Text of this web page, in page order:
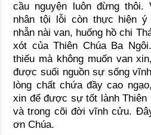
cầu nguyện luôn đừng thôi.
nhân tội lỗi còn thực hiện
nhẫn nài van, huống hồ chi
xót của Thiên Chúa Ba
thiếu mà không muốn van
được suối nguồn sự sống
lòng chất chứa đầy cao
xin để được sự tốt lành Thiên
và trong cõi đời vĩnh cửu.
ơn Chúa.